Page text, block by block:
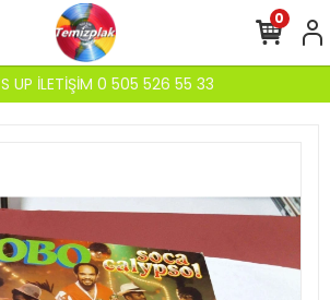
UP İLETİŞİM 0 505 526 55 33
0